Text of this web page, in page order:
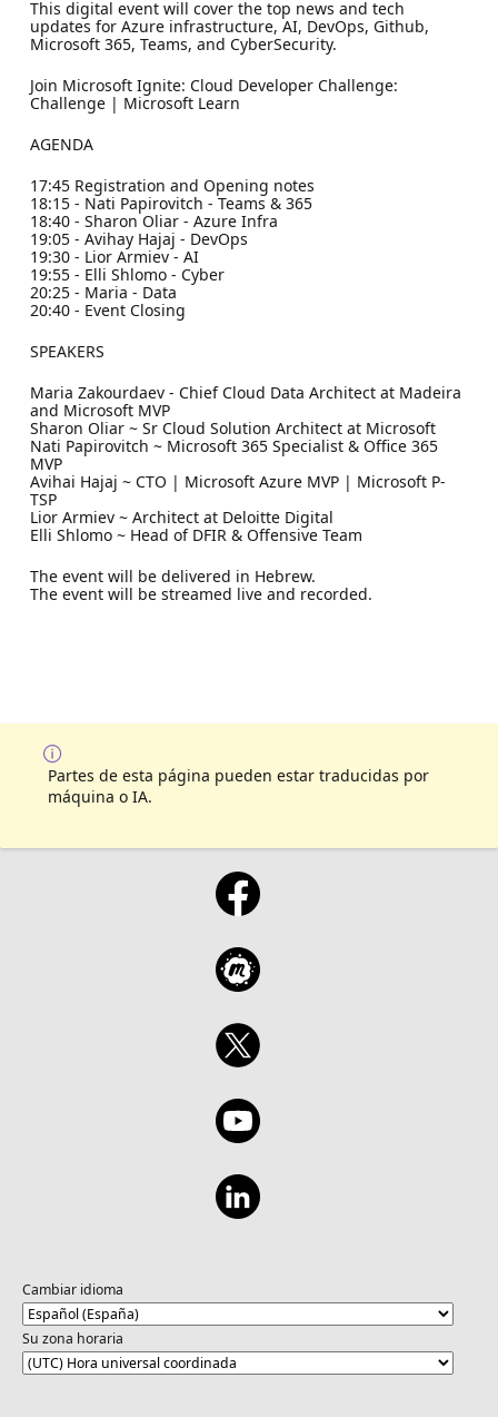
This digital event will cover the top news and tech
updates for Azure infrastructure, AI, DevOps, Github,
Microsoft 365, Teams, and CyberSecurity.
Join Microsoft Ignite: Cloud Developer Challenge:
Challenge | Microsoft Learn
AGENDA
17:45 Registration and Opening notes
18:15 - Nati Papirovitch - Teams & 365
18:40 - Sharon Oliar - Azure Infra
19:05 - Avihay Hajaj - DevOps
19:30 - Lior Armiev - AI
19:55 - Elli Shlomo - Cyber
20:25 - Maria - Data
20:40 - Event Closing
SPEAKERS
Maria Zakourdaev - Chief Cloud Data Architect at Madeira
and Microsoft MVP
Sharon Oliar ~ Sr Cloud Solution Architect at Microsoft
Nati Papirovitch ~ Microsoft 365 Specialist & Office 365
MVP
Avihai Hajaj ~ CTO | Microsoft Azure MVP | Microsoft P-
TSP
Lior Armiev ~ Architect at Deloitte Digital
Elli Shlomo ~ Head of DFIR & Offensive Team
The event will be delivered in Hebrew.
The event will be streamed live and recorded.
Partes de esta página pueden estar traducidas por
máquina o IA.
Cambiar idioma
Su zona horaria